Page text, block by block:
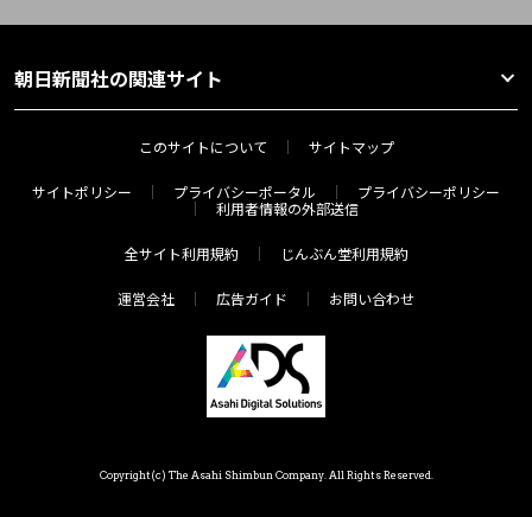
朝日新聞社の関連サイト
このサイトについて サイトマップ
サイトポリシー プライバシーポータル
プライバシーポリシー
利用者情報の外部送信
全サイト利用規約 じんぶん堂利用規約
運営会社 広告ガイド お問い合わせ
Copyright(c) The Asahi Shimbun Company. All Rights Reserved.